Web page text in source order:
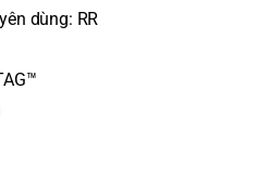
dùng: RR